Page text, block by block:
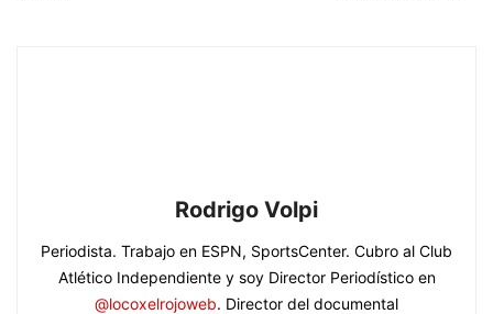
Rodrigo Volpi
Periodista. Trabajo en ESPN, SportsCenter. Cubro al Club
Atlético Independiente y soy Director Periodístico en
@locoxelrojoweb. Director del documental